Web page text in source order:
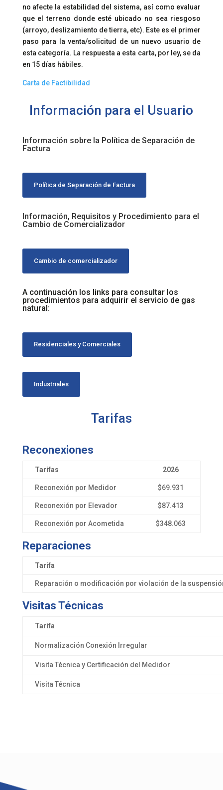
no afecte la estabilidad del sistema, así como evaluar
que el terreno donde esté ubicado no sea riesgoso
(arroyo, deslizamiento de tierra, etc). Este es el primer
paso para la venta/solicitud de un nuevo usuario de
esta categoría. La respuesta a esta carta, por ley, se da
en 15 días hábiles.
Carta de Factibilidad
Información para el Usuario
Información sobre la Política de Separación de
Factura
Política de Separación de Factura
Información, Requisitos y Procedimiento para el
Cambio de Comercializador
Cambio de comercializador
A continuación los links para consultar los
procedimientos para adquirir el servicio de gas
natural:
Residenciales y Comerciales
Industriales
Tarifas
Reconexiones
Tarifas 2026
Reconexión por Medidor $69.931
Reconexión por Elevador $87.413
Reconexión por Acometida $348.063
Reparaciones
Tarifa
Reparación o modificación por violación de la
Visitas Técnicas
Tarifa
Normalización Conexión Irregular
Visita Técnica y Certificación del Medidor
Visita Técnica